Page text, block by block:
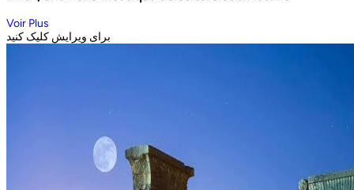
Voir Plus
برای ویرایش کلیک کنید